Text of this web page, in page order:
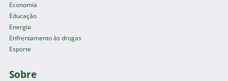
Economia
Educação
Energia
Enfrentamento às drogas
Esporte
Sobre